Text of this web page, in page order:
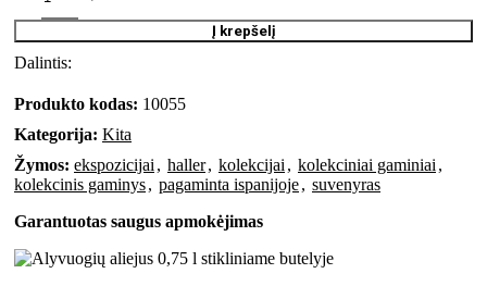
Į krepšelį
Dalintis:
Produkto kodas: 10055
Kategorija: Kita
Žymos: ekspozicijai , haller, kolekcijai , kolekciniai gaminiai ,
kolekcinis gaminys, pagaminta ispanijoje, suvenyras
Garantuotas saugus apmokėjimas